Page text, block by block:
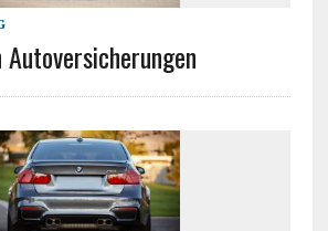
Autoversicherungen